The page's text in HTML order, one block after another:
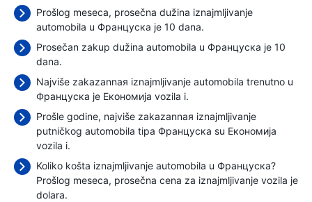
Prošlog meseca, prosečna dužina iznajmljivanje
automobila u Француска je 10 dana.
Prosečan zakup dužina automobila u Француска je 10
dana.
Najviše zakazannaя iznajmljivanje automobila trenutno u
Француска je Економија vozila i.
Prošle godine, najviše zakazannaя iznajmljivanje
putničkog automobila tipa Француска su Економија
vozila i.
Koliko košta iznajmljivanje automobila u Француска?
Prošlog meseca, prosečna cena za iznajmljivanje vozila je
dolara.